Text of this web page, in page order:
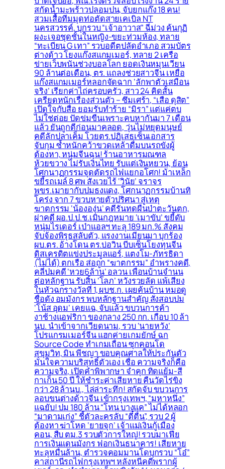
สกัดน้ำมะพร้าวปลอมปน, จับยกแก๊ง 18 คน!
สวมเสื้อทีมมุดท่อตัดสายเคเบิล NT
นครสวรรค์, บุกรวบ “เจ้าอาวาส” ฉี่ม่วง ค้นกุฏิ
ผงะเจอชุดชั้นในหญิง-ขยะท่วมห้อง, ทลาย
“ทะเบียน G เทา” รวบอดีตปลัดอำเภอ สวมบัตร
ต่างด้าว โยงแก๊งสแกมเมอร์, ทลาย 2 เครือ
ข่ายเว็บพนันช่วงบอลโลก ยอดเงินหมุนเวียน
90 ล้านต่อเดือน, ตร. แถลงช่วยสาวจีน เหยื่อ
แก๊งสแกมเมอร์หลอกจัดฉาก ‘ลักพาตัวเสมือน
จริง’ เรียกค่าไถ่ครอบครัว, สาว 24 คิดสั้น
เครียดหนักเรื่องส่วนตัว – ซึมเศร้า, “เสือ ดุสิต”
เปิดใจกับสื่อ ยอมรับทำร้าย “มิรา” แต่แค่ตบ
ไม่ใช่ต่อย ปัดข่มขืนเพราะคบหากันมา 7 เดือน
แล้ว ยันถูกตีก่อนมาคลอด, วุ่นไม่หยุดมนุษย์
คดีลักปลาเค็ม โวยตร.ปฏิเสธเซ็นเอกสาร
จับกุม ซ้ำหนักคว้าขวดเหล้าดื่มบนรถขังผู้
ต้องหา, หนุ่มจีนฉุน! ร้านอาหารมณฑล
ห้วยขวาง ไม่รับเงินไทย รับแต่เงินหยวน, ย้อน
โศกนาฏกรรมจุดตัดรถไฟแยกอโศก! ม้าเหล็ก
ขยี้รถเมล์ 8 ศพ สังเวยไร้ ‘วินัย’ จราจร
พขร.เมายากับปมธงแดง, โศกนาฏกรรมบ้านทิ
โคร่ง จาก 7 ขวบหายตัวปริศนา สู่เหตุ
ฆาตกรรม ‘น้ององุ่น’ คดีรันทดผืนป่าตะวันตก,
ผ่าคดี ผอ.ป.ป.ช.เมินกฎหมาย ‘เมาขับ’ ขยี้ดับ
หนุ่มไรเดอร์ เป่าแอลฯ ทะลุ 189 มก.% สังคม
จับจ้องพิรุธสลับตัว, แรงงานเมียนมา บุกร้อง
ผบ.ตร. อ้างโดน ตร.บ่อวิน บีบเซ็นโยงทุนจีน
ดิสเครดิตแข่งประมูลแอร์, แตงโม-ภัทรธิดา
(ไม่ได้) ตกเรือ ส่อถูก “ฆาตกรรม” อำพรางคดี,
คลี่ปมคดี ‘หวย6ล้าน’ อลวน เพื่อนบ้านจำนน
ต่อหลักฐาน รับสิ้น ‘โลภ’ หวังรวยลัด แพ้เสียง
ในหัวฉกรางวัลที่ 1, ผบช.ก. เผยค้นบ้าน หมอดู
ชื่อดัง อมมังกร พบหลักฐานสำคัญ สั่งสอบปม
‘โน้ส อุดม’ เคยแฉ, จับแล้ว ขบวนการค้า
งาช้างแอฟริกา ของกลาง 250 กก. เกือบ 10 ล้า
นบ. นำเข้าจากเวียดนาม, รวบ ‘นายหวัง’
โปรแกรมเมอร์จีน แฮกค่ายเกมยักษ์ ฉก
Source Code ทำเกมเถื่อน ซุกคอนโด
สุขุมวิท, มิน พีชญา ขอบคุณศาลให้ประกันตัว
มั่นใจความบริสุทธิ์ตัวเอง เชื่อ ความจริงก็คือ
ความจริง, เปิดคำพิพากษา จำคุก ทิดแย้ม-สี
กาเก็น 50 ปี ให้ชำระค่าเสียหาย คืนวัดไร่ขิง
กว่า 28 ล้านบ., ไล่ล่าระทึก! สกัดจับ ขบวนการ
ลอบขนต่างด้าวจีน เข้ากรุงเทพฯ, “มหาหนึ่ง”
แฉยับ! ปม 180 ล้าน “โทน บางแค” ไม่ได้หลอก
“มาดามเก่ง” ชี้ตัวละครลับ “ตี๋ตื่น”, รวบ 2 ผู้
ต้องหา ฆ่าโหด ‘ยายจุก’ เจ้าแม่เงินกู้เมือง
คอน, สืบ ตม.3 รวบตัวการใหญ่! รวบมาเฟีย
การเงินแดนมังกร ฟอกเงินธนาคาร! เสียหาย
ทะลุหมื่นล้าน, ตำรวจคอมมานโดบุกรวบ “โอ๋”
คาสถานีรถไฟกรุงเทพฯ หลังหนีคดีพรากผู้